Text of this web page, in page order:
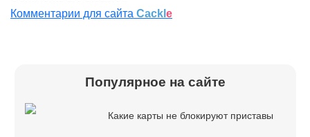
Комментарии для сайта Cackl e
Популярное на сайте
Какие карты не блокируют приставы